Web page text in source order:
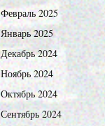
Февраль 2025
Январь 2025
Декабрь 2024
Ноябрь 2024
Октябрь 2024
Сентябрь 2024